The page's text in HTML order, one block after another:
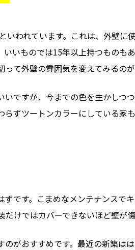
われています。これは、外壁に
いものでは15年以上持つものも
て外壁の雰囲気を変えてみるのが
ですが、今までの色を生かしつ
ずツートンカラーにしている家
です。こまめなメンテナンスで
けではカバーできないほど壁が
がおすすめです。最近の新築は